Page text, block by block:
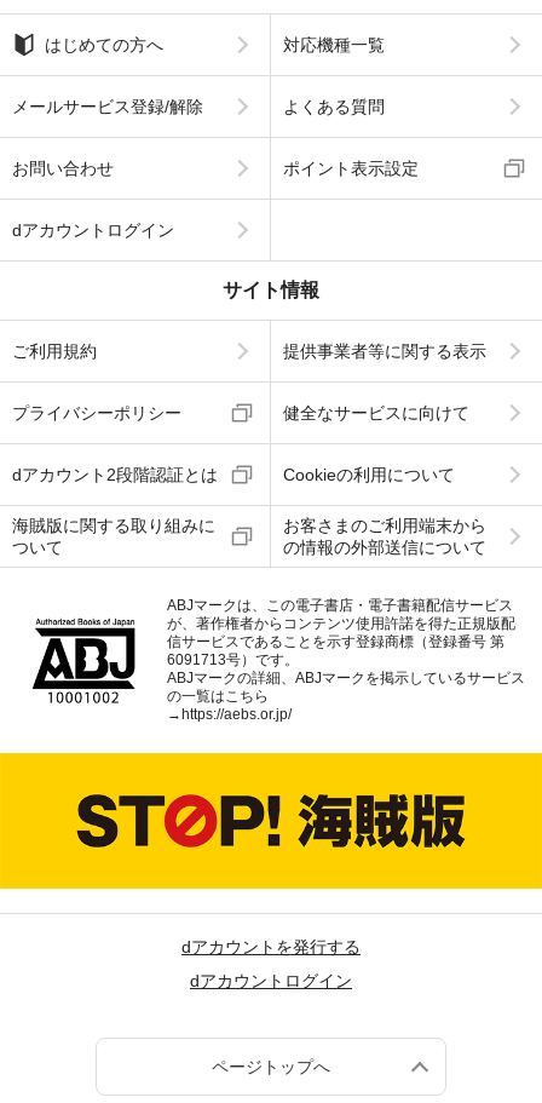
はじめての方へ 対応機種一覧
メールサービス登録/解除 よくある質問
お問い合わせ ポイント表示設定
dアカウントログイン
サイト情報
ご利用規約 提供事業者等に関する表示
プライバシーポリシー 健全なサービスに向けて
dアカウント2段階認証とは Cookieの利用について
海賊版に関する取り組みに
ついて
お客さまのご利用端末から
の情報の外部送信について
ABJマークは、この電子書店・電子書籍配信サービス
が、著作権者からコンテンツ使用許諾を得た正規版配
信サービスであることを示す登録商標（登録番号 第
6091713号）です。
ABJマークの詳細、ABJマークを掲示しているサービス
の一覧はこちら
→ https://aebs.or.jp/
dアカウントを発行する
dアカウントログイン
ページトップへ